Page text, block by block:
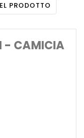
PRODOTTO
- CAMICIA